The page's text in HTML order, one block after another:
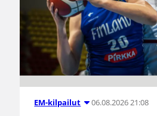
EM-kilpailut 06.08.2026 21:08